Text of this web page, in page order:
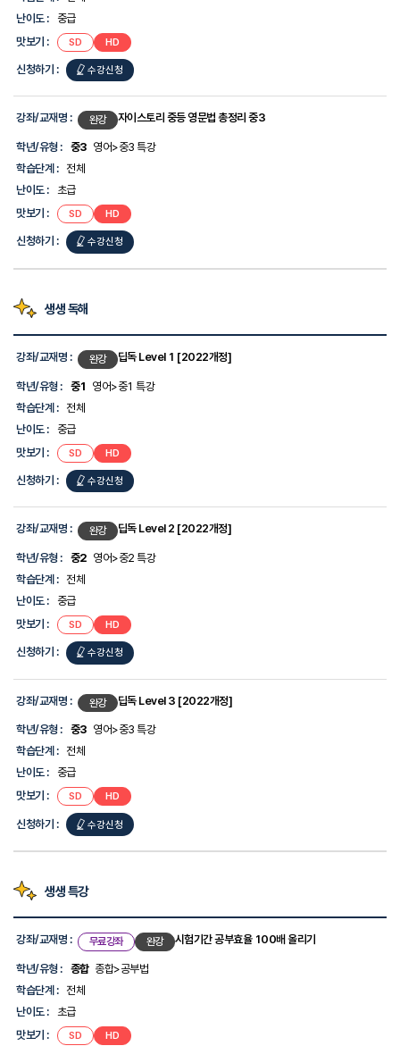
좌/
재
학
형,
습
단
계,
난
도,
보
신
하
기
에
한
보
를
공
합
니
다.
난이도 :
중급
맛보기 :
SD HD
신청하기 : 수강신청
강좌/교재명 : 완강 자이스토리 중등 영문법 총정리 중3
학년/유형 : 중3 영어>중3 특강
학습단계 :
전체
난이도 :
초급
맛보기 :
SD HD
신청하기 : 수강신청
생생 독해
좌
록
강
좌/
재
학
형,
습
계,
난
도,
보
청
기
대
한
보
제
합
다.
강좌/교재명 : 완강 딥독 Level 1 [2022개정]
학년/유형 : 중1 영어>중1 특강
학습단계 :
전체
난이도 :
중급
맛보기 :
SD HD
신청하기 : 수강신청
강좌/교재명 : 완강 딥독 Level 2 [2022개정]
학년/유형 : 중2 영어>중2 특강
학습단계 :
전체
난이도 :
중급
맛보기 :
SD HD
신청하기 : 수강신청
강좌/교재명 : 완강 딥독 Level 3 [2022개정]
학년/유형 : 중3 영어>중3 특강
학습단계 :
전체
난이도 :
중급
맛보기 :
SD HD
신청하기 : 수강신청
생생 특강
좌
록
강
좌/
재
강좌/교재명 : 무료강좌 완강 시험기간 공부효율 100배 올리기
학년/유형 : 종합 종합>공부법
학습단계 :
전체
난이도 :
초급
맛보기 :
SD HD